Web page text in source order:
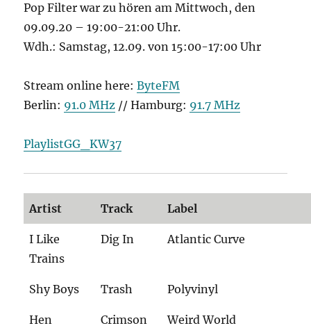
Pop Filter war zu hören am Mittwoch, den
09.09.20 – 19:00-21:00 Uhr.
Wdh.: Samstag, 12.09. von 15:00-17:00 Uhr
Stream online here:ByteFM
Berlin: 91.0 MHz // Hamburg: 91.7 MHz
PlaylistGG_KW37
Artist Track Label
I Like
Trains
Dig In Atlantic Curve
Shy Boys Trash Polyvinyl
Hen
Crimson
Weird World